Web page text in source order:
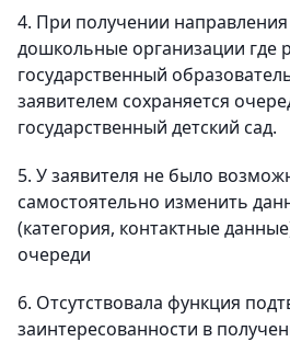
4. При получении
дошкольные организации где
государственный
заявителем сохраняется
государственный детский сад.
5. У заявителя не было
самостоятельно изменить
(категория, контактные
очереди
6. Отсутствовала функция
заинтересованности в